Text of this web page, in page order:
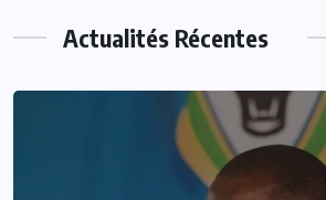
Actualités Récentes